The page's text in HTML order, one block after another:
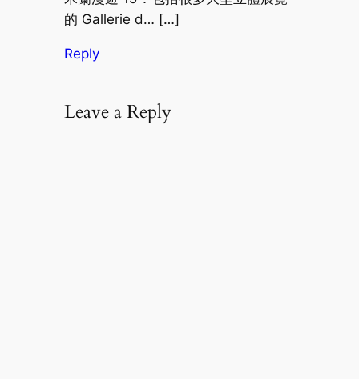
的 Gallerie d… […]
Reply
Leave a Reply